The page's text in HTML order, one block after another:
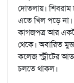
দোতলায়। শিবরাম
এতে খিল পড়ে
কাগজপত্র আর
থেকে। অবারিত
কলেজ স্ট্রীটের
চলতে থাকল।